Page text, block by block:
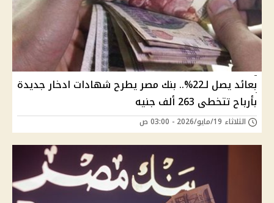
بعائد يصل لـ22%.. بنك مصر يطرح شهادات ادخار جديدة
بأرباح تتخطى 263 ألف جنيه
الثلاثاء 19/مايو/2026 - 03:00 ص